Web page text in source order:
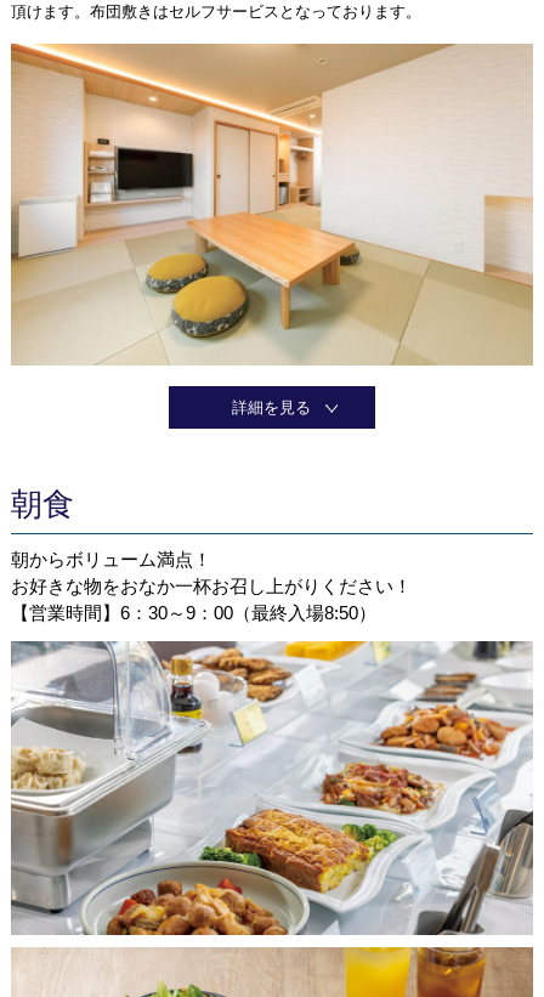
頂けます。布団敷きはセルフサービスとなっております。
詳細を見る
朝食
朝からボリューム満点！
お好きな物をおなか一杯お召し上がりください！
【営業時間】6：30～9：00（最終入場8:50）